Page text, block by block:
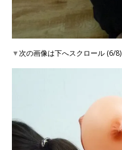
▼次の画像は下へスクロール (6/8)